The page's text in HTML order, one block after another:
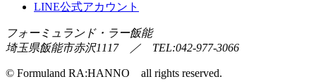
LINE公式アカウント
フォーミュランド・ラー飯能
埼玉県飯能市赤沢1117 ／ TEL:042-977-3066
© Formuland RA:HANNO all rights reserved.